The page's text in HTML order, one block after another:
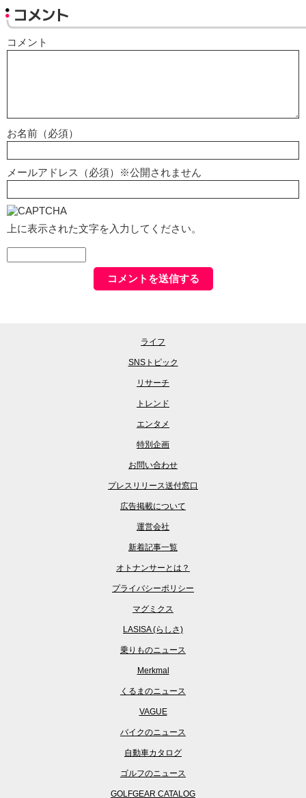
コメント
コメント
お名前（必須）
メールアドレス（必須）※公開されません
上に表示された文字を入力してください。
ライフ
SNSトピック
リサーチ
トレンド
エンタメ
特別企画
お問い合わせ
プレスリリース送付窓口
広告掲載について
運営会社
新着記事一覧
オトナンサーとは？
プライバシーポリシー
マグミクス
LASISA (らしさ)
乗りものニュース
Merkmal
くるまのニュース
VAGUE
バイクのニュース
自動車カタログ
ゴルフのニュース
GOLFGEAR CATALOG